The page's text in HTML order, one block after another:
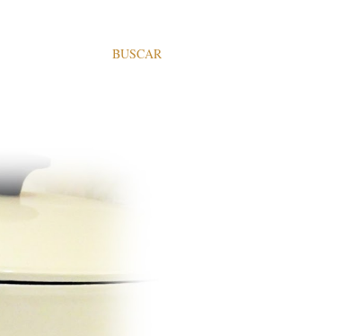
BUSCAR